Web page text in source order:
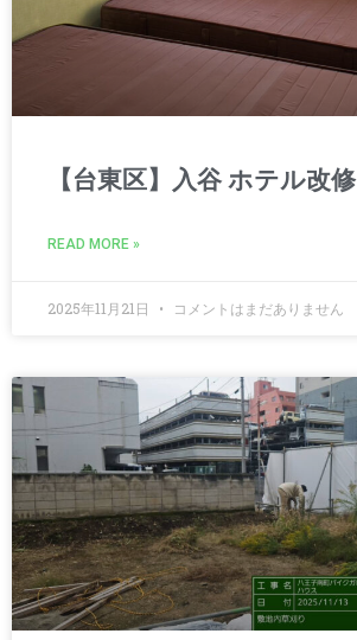
【台東区】入谷 ホテル改修
READ MORE »
2025年11月21日 コメントはまだありません